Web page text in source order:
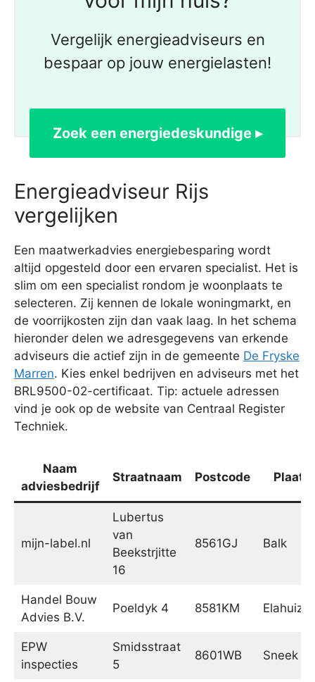
Vergelijk energieadviseurs en
bespaar op jouw energielasten!
Zoek een energiedeskundige ▸
Energieadviseur Rijs
vergelijken
Een maatwerkadvies energiebesparing wordt
altijd opgesteld door een ervaren specialist. Het is
slim om een specialist rondom je woonplaats te
selecteren. Zij kennen de lokale woningmarkt, en
de voorrijkosten zijn dan vaak laag. In het schema
hieronder delen we adresgegevens van erkende
adviseurs die actief zijn in de gemeente De Fryske
Marren. Kies enkel bedrijven en adviseurs met het
BRL9500-02-certificaat. Tip: actuele adressen
vind je ook op de website van Centraal Register
Techniek.
Naam
adviesbedrijf
Straatnaam Postcode Plaats
mijn-label.nl
Lubertus
van
Beekstrjitte
16
8561GJ Balk
Handel Bouw
Advies B.V.
Poeldyk 4 8581KM
EPW
inspecties
Smidsstraat
5
8601WB Sneek